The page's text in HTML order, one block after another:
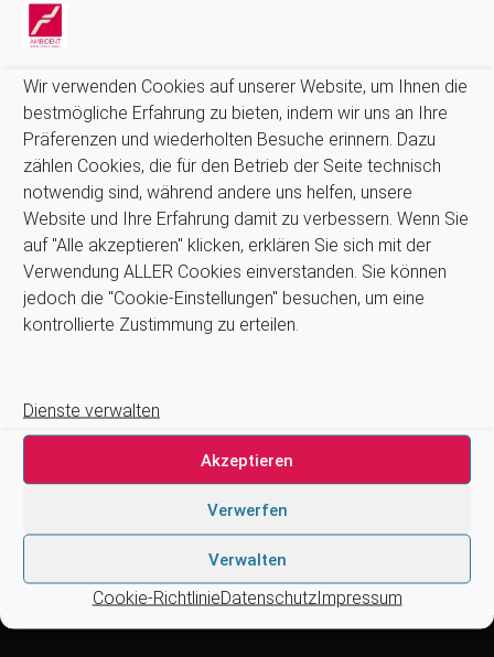
Wir verwenden Cookies auf unserer Website, um Ihnen die
bestmögliche Erfahrung zu bieten, indem wir uns an Ihre
Präferenzen und wiederholten Besuche erinnern. Dazu
zählen Cookies, die für den Betrieb der Seite technisch
notwendig sind, während andere uns helfen, unsere
Website und Ihre Erfahrung damit zu verbessern. Wenn Sie
auf "Alle akzeptieren" klicken, erklären Sie sich mit der
Verwendung ALLER Cookies einverstanden. Sie können
jedoch die "Cookie-Einstellungen" besuchen, um eine
kontrollierte Zustimmung zu erteilen.
Dienste verwalten
Akzeptieren
Verwerfen
Verwalten
Cookie-RichtlinieDatenschutzImpressum
Informationen:
Allgemeine Geschäftsbedingungen (AGB)
Datenschutz
Impressum
Kontakt
Newsletter
Cookie-Richtlinie (EU)